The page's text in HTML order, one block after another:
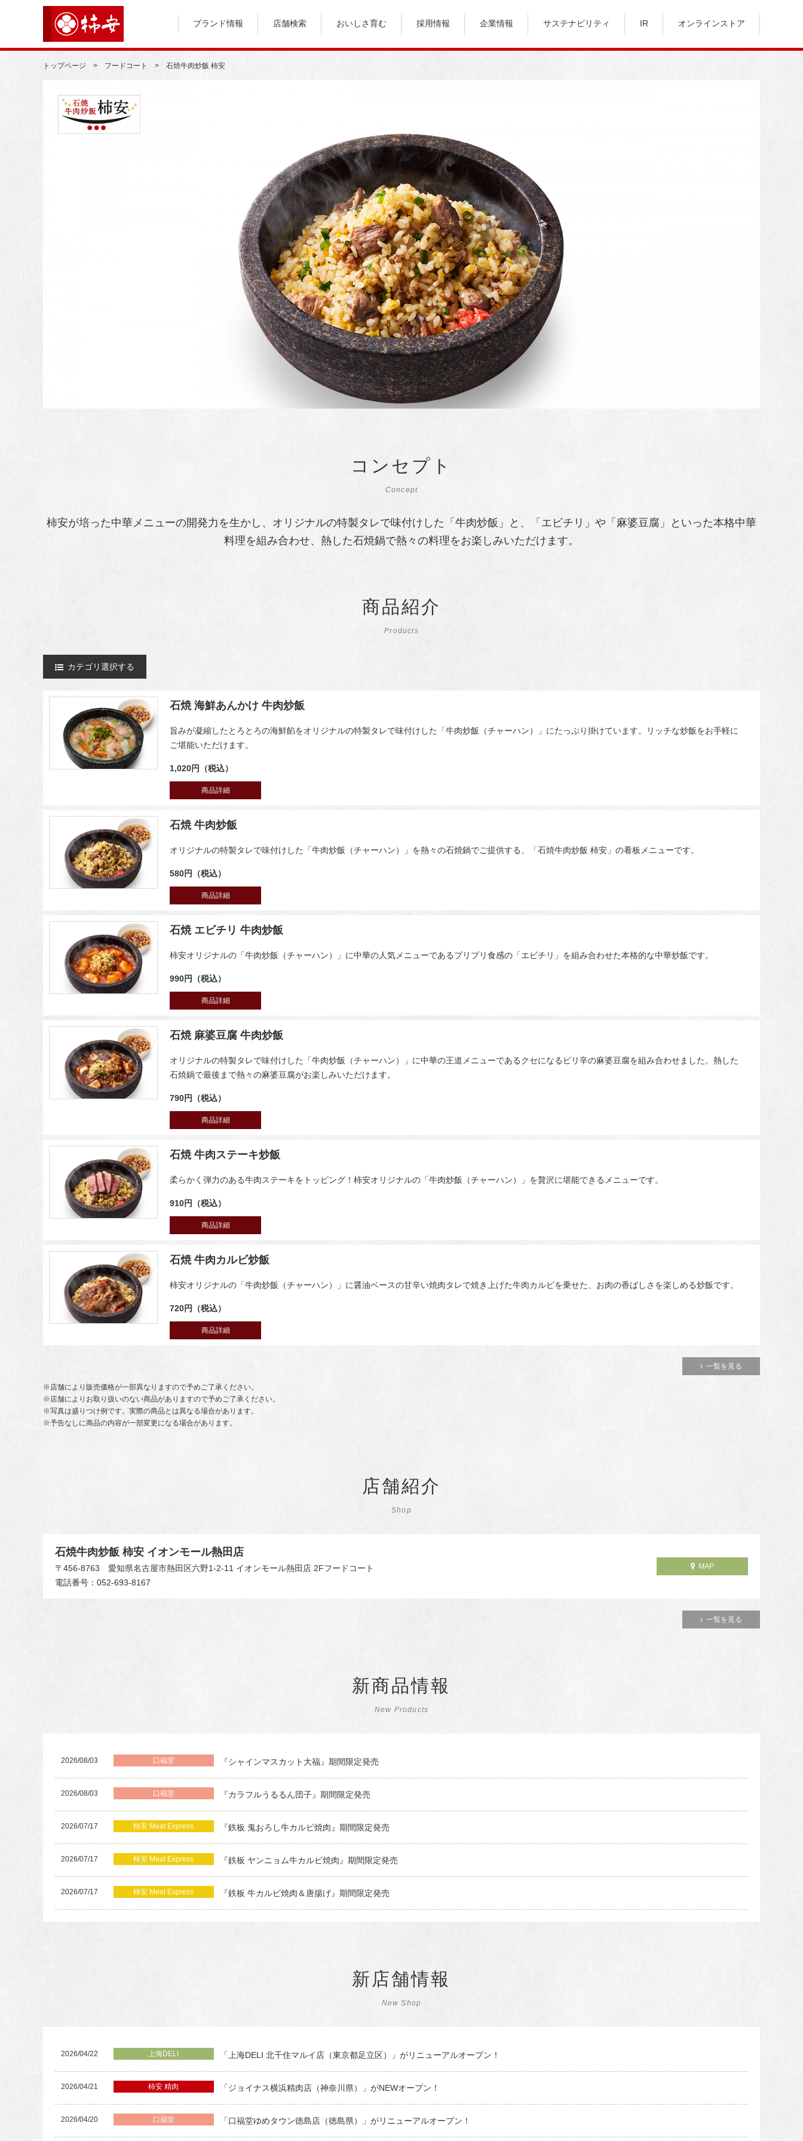
ブランド情報 店舗検索 おいしさ育む 採用情報 企業情報 サステナビリティ IR オンラインストア
トップページ フードコート 石焼牛肉炒飯 柿安
コンセプト
Concept
柿安が培った中華メニューの開発力を生かし、オリジナルの特製タレで味付けした「牛肉炒飯」と、「エビチリ」や「麻婆豆腐」といった本格中華
料理を組み合わせ、熱した石焼鍋で熱々の料理をお楽しみいただけます。
商品紹介
Products
カテゴリ選択する
石焼 海鮮あんかけ 牛肉炒飯
旨みが凝縮したとろとろの海鮮餡をオリジナルの特製タレで味付けした「牛肉炒飯（チャーハン）」にたっぷり掛けています。リッチな炒飯をお手軽に
ご堪能いただけます。
1,020円（税込）
商品詳細
石焼 牛肉炒飯
オリジナルの特製タレで味付けした「牛肉炒飯（チャーハン）」を熱々の石焼鍋でご提供する、「石焼牛肉炒飯 柿安」の看板メニューです。
580円（税込）
商品詳細
石焼 エビチリ 牛肉炒飯
柿安オリジナルの「牛肉炒飯（チャーハン）」に中華の人気メニューであるプリプリ食感の「エビチリ」を組み合わせた本格的な中華炒飯です。
990円（税込）
商品詳細
石焼 麻婆豆腐 牛肉炒飯
オリジナルの特製タレで味付けした「牛肉炒飯（チャーハン）」に中華の王道メニューであるクセになるピリ辛の麻婆豆腐を組み合わせました。熱した
石焼鍋で最後まで熱々の麻婆豆腐がお楽しみいただけます。
790円（税込）
商品詳細
石焼 牛肉ステーキ炒飯
柔らかく弾力のある牛肉ステーキをトッピング！柿安オリジナルの「牛肉炒飯（チャーハン）」を贅沢に堪能できるメニューです。
910円（税込）
商品詳細
石焼 牛肉カルビ炒飯
柿安オリジナルの「牛肉炒飯（チャーハン）」に醤油ベースの甘辛い焼肉タレで焼き上げた牛肉カルビを乗せた、お肉の香ばしさを楽しめる炒飯です。
720円（税込）
商品詳細
一覧を見る
※店舗により販売価格が一部異なりますので予めご了承ください。
※店舗によりお取り扱いのない商品がありますので予めご了承ください。
※写真は盛りつけ例です。実際の商品とは異なる場合があります。
※予告なしに商品の内容が一部変更になる場合があります。
店舗紹介
Shop
石焼牛肉炒飯 柿安 イオンモール熱田店
〒456-8763 愛知県名古屋市熱田区六野1-2-11 イオンモール熱田店 2Fフードコート
電話番号：052-693-8167
MAP
一覧を見る
新商品情報
New Products
2026/08/03 口福堂 『シャインマスカット大福』期間限定発売
2026/08/03 口福堂 『カラフルうるるん団子』期間限定発売
2026/07/17 柿安 Meat Express 『鉄板 鬼おろし牛カルビ焼肉』期間限定発売
2026/07/17 柿安 Meat Express 『鉄板 ヤンニョム牛カルビ焼肉』期間限定発売
2026/07/17 柿安 Meat Express 『鉄板 牛カルビ焼肉＆唐揚げ』期間限定発売
新店舗情報
New Shop
2026/04/22 上海DELI 「上海DELI 北千住マルイ店（東京都足立区）」がリニューアルオープン！
2026/04/21 柿安 精肉 「ジョイナス横浜精肉店（神奈川県）」がNEWオープン！
2026/04/20 口福堂 「口福堂ゆめタウン徳島店（徳島県）」がリニューアルオープン！